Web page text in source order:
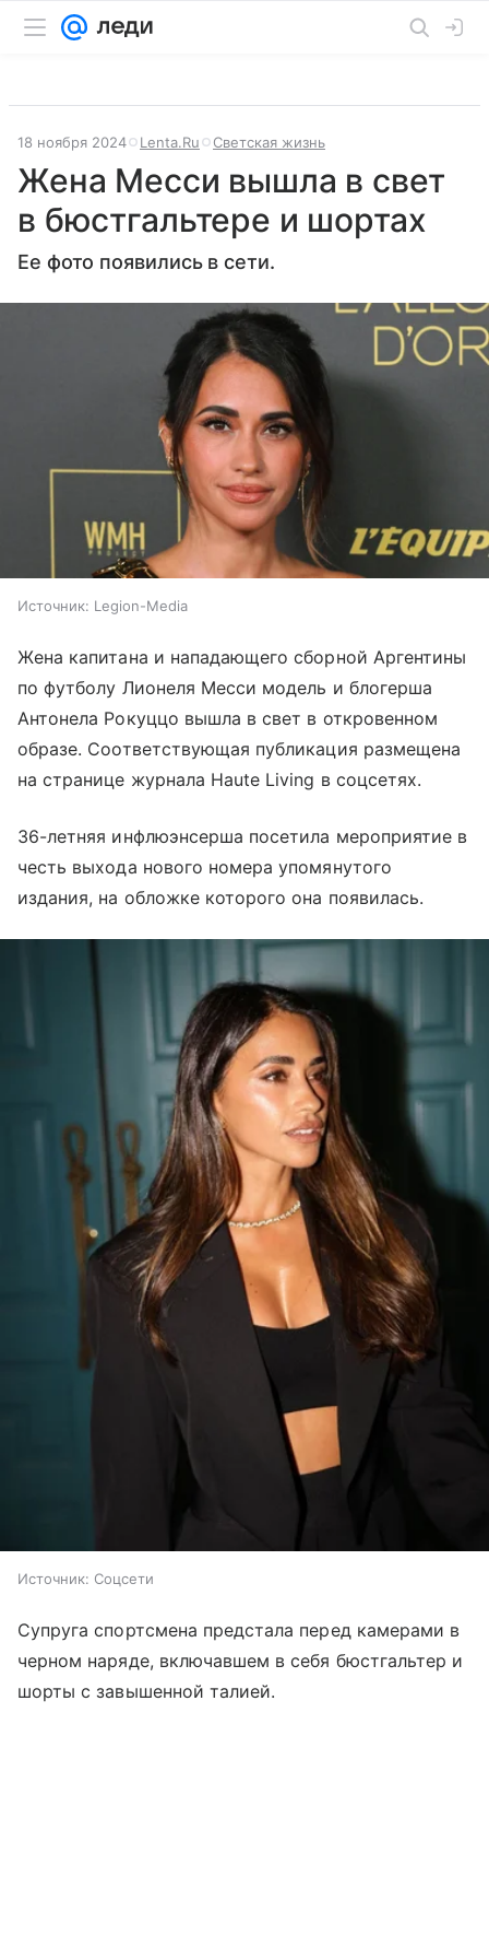
18 ноября 2024 Lenta.Ru Светская жизнь
Жена Месси вышла в свет
в бюстгальтере и шортах
Ее фото появились в сети.
Источник: Legion-Media
Жена капитана и нападающего сборной Аргентины
по футболу Лионеля Месси модель и блогерша
Антонела Рокуццо вышла в свет в откровенном
образе. Соответствующая публикация размещена
на странице журнала Haute Living в соцсетях.
36-летняя инфлюэнсерша посетила мероприятие в
честь выхода нового номера упомянутого
издания, на обложке которого она появилась.
Источник: Соцсети
Супруга спортсмена предстала перед камерами в
черном наряде, включавшем в себя бюстгальтер и
шорты с завышенной талией.